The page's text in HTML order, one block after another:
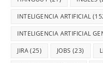
INTELIGENCIA ARTIFICIAL
INTELIGENCIA ARTIFICIAL
JIRA(25) JOBS (23)